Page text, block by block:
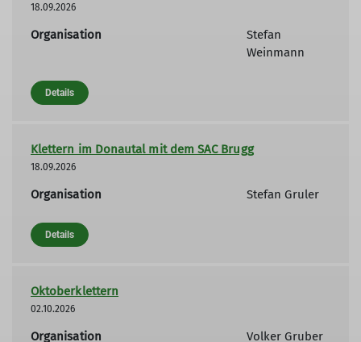
18.09.2026
Organisation
Stefan
Weinmann
Details
Klettern im Donautal mit dem SAC Brugg
18.09.2026
Organisation Stefan Gruler
Details
Oktoberklettern
02.10.2026
Organisation Volker Gruber